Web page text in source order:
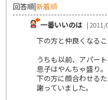
回答順|新着順
一番いいのは |
下の方と仲良くなるこ
うちも以前、アパー
息子はやんちゃ盛り。
下の方に顔合わせる
謝っていました。